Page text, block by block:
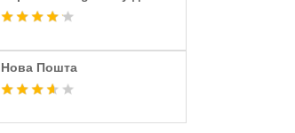
Нова Пошта